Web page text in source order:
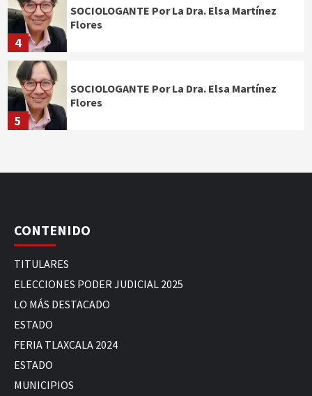
4
SOCIOLOGANTE Por La Dra. Elsa Martínez
Flores
5
SOCIOLOGANTE Por La Dra. Elsa Martínez
Flores
CONTENIDO
TITULARES
ELECCIONES PODER JUDICIAL 2025
LO MÁS DESTACADO
ESTADO
FERIA TLAXCALA 2024
ESTADO
MUNICIPIOS